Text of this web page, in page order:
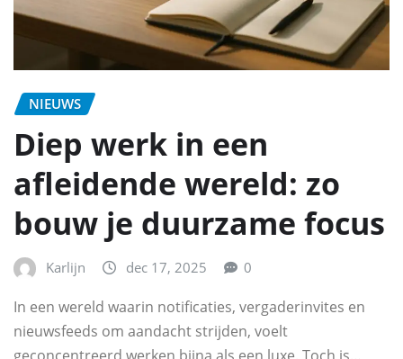
NIEUWS
Diep werk in een
afleidende wereld: zo
bouw je duurzame focus
Karlijn dec 17, 2025 0
In een wereld waarin notificaties, vergaderinvites en
nieuwsfeeds om aandacht strijden, voelt